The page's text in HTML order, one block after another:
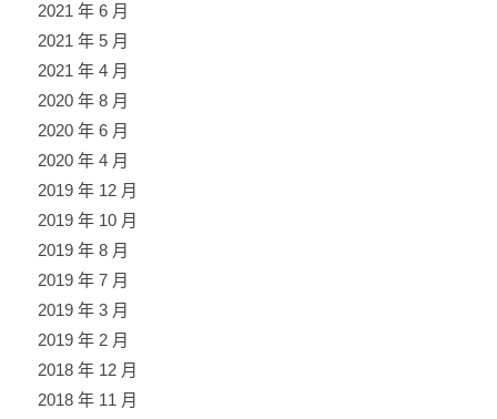
2021 年 6 月
2021 年 5 月
2021 年 4 月
2020 年 8 月
2020 年 6 月
2020 年 4 月
2019 年 12 月
2019 年 10 月
2019 年 8 月
2019 年 7 月
2019 年 3 月
2019 年 2 月
2018 年 12 月
2018 年 11 月